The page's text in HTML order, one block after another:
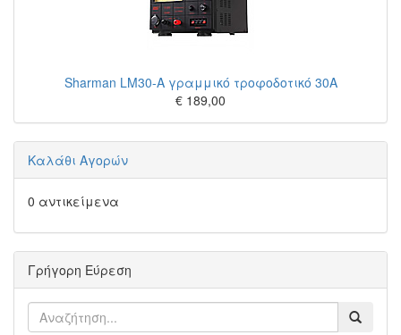
Sharman LM30-A γραμμικό τροφοδοτικό 30A
€ 189,00
Καλάθι Αγορών
0 αντικείμενα
Γρήγορη Εύρεση